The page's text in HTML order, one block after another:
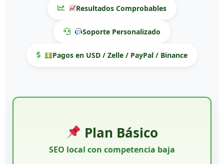
Resultados Comprobables
Soporte Personalizado
Pagos en USD / Zelle / PayPal / Binance
Plan Básico
SEO local con competencia baja